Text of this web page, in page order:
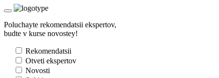
Poluchayte rekomendatsii ekspertov,
budte v kurse novostey!
Rekomendatsii
Otveti ekspertov
Novosti